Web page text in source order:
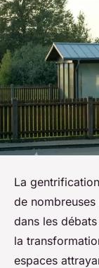
La
de
dans les
la
espaces